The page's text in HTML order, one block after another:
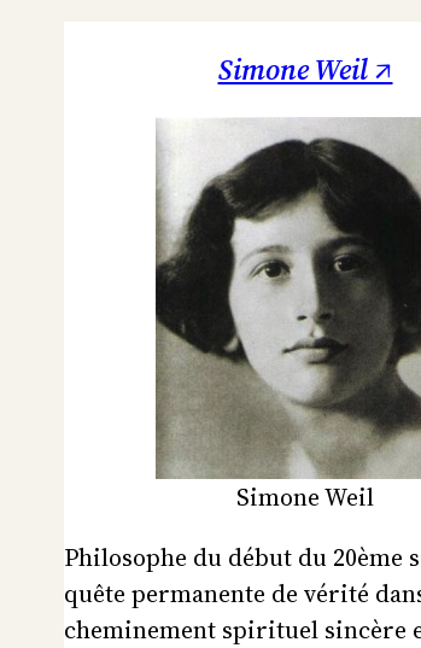
Simone Weil ↗
Simone Weil
Philosophe du début du 20ème
quête permanente de vérité
cheminement spirituel sincère